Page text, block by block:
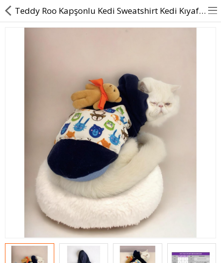
BEDEN YARDIMI
Karşılaştır
Teddy Roo Kapşonlu Kedi Sweatshirt Kedi Kıyafeti Kedi Elbisesi Kedi Giyim